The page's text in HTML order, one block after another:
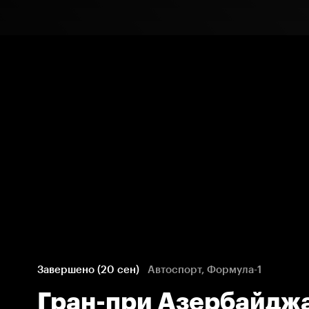
Завершено (20 сен) Автоспорт, Формула-1
Гран-при